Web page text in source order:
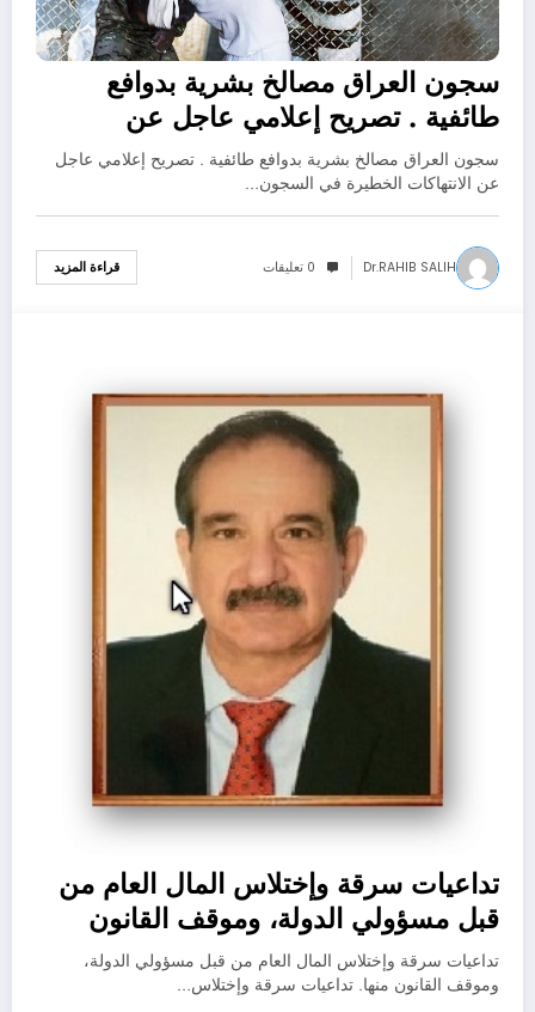
سجون العراق مصالخ بشرية بدوافع
طائفية . تصريح إعلامي عاجل عن
الانتهاكات الخطيرة في السجون العراقية
.
سجون العراق مصالخ بشرية بدوافع طائفية . تصريح إعلامي عاجل
عن الانتهاكات الخطيرة في السجون…
Dr.RAHIB SALIH 0 تعليقات قراءة المزيد
تداعيات سرقة وإختلاس المال العام من
قبل مسؤولي الدولة، وموقف القانون
منها.
تداعيات سرقة وإختلاس المال العام من قبل مسؤولي الدولة،
وموقف القانون منها. تداعيات سرقة وإختلاس…